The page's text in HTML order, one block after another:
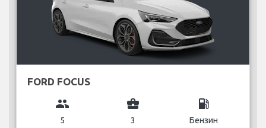
FORD FOCUS
group
5
business_center
3
local_gas_station
Бензин